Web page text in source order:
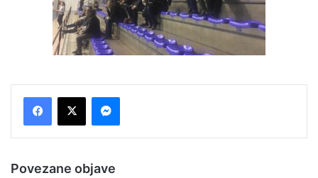
Povezane objave